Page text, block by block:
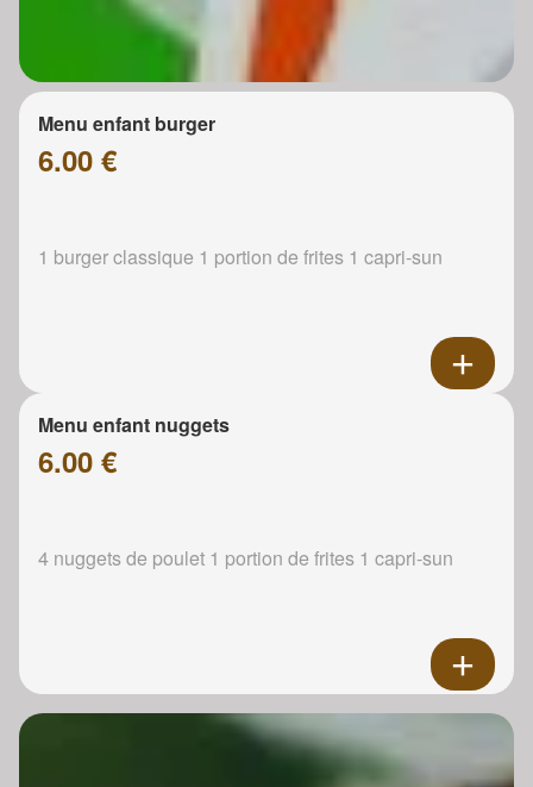
Menu enfant burger
6.00 €
1 burger classique 1 portion de frites 1 capri-sun
Menu enfant nuggets
6.00 €
4 nuggets de poulet 1 portion de frites 1 capri-sun